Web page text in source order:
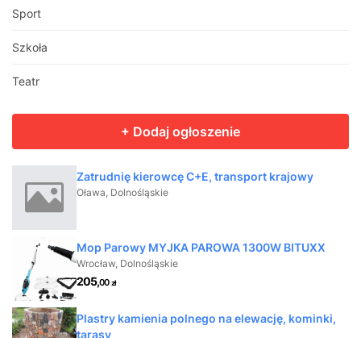
Sport
Szkoła
Teatr